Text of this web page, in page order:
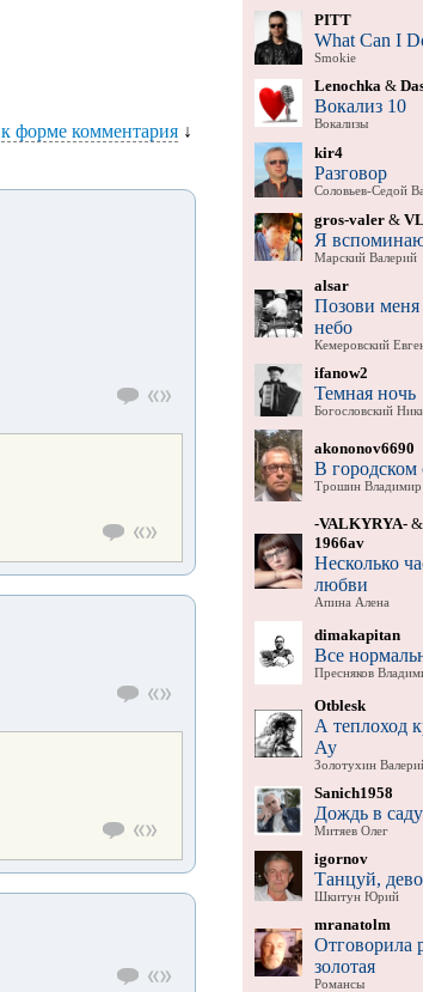
к форме комментария ↓
PITT
What Can I
Smokie
Lenochka &
Вокализ 10
Вокализы
kir4
Разговор
Соловьев-Седой
gros-valer &
Я
Марский Валерий
alsar
Позови меня
небо
Кемеровский
ifanow2
Темная ночь
Богословский
akononov6690
В городском
Трошин Владимир
-VALKYRYA- &
1966av
Несколько
любви
Апина Алена
dimakapitan
Все
Пресняков
Otblesk
А теплоход
Ау
Золотухин
Sanich1958
Дождь в саду
Митяев Олег
igornov
Танцуй,
Шкитун Юрий
mranatolm
Отговорила
золотая
Романсы